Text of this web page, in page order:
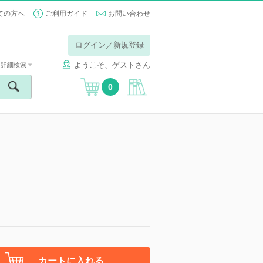
の方へ ご利用ガイド お問い合わせ
ログイン／新規登録
ようこそ、ゲストさん
詳細検索
0